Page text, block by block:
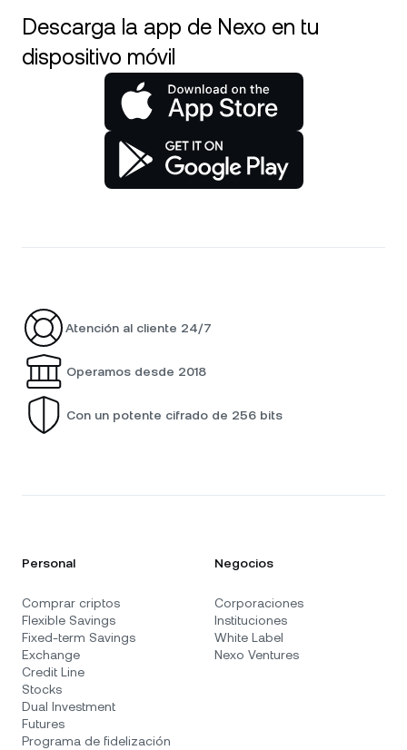
Descarga la app de Nexo en tu
dispositivo móvil
Atención al cliente 24/7
Operamos desde 2018
Con un potente cifrado de 256 bits
Personal
Comprar criptos
Flexible Savings
Fixed-term Savings
Exchange
Credit Line
Stocks
Dual Investment
Futures
Programa de fidelización
Negocios
Corporaciones
Instituciones
White Label
Nexo Ventures